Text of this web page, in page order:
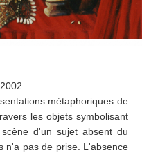
métaphoriques de
les objets symbolisant
d'un sujet absent du
n'a pas de prise. L'absence